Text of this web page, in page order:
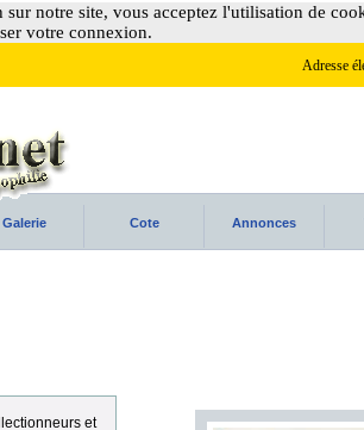
notre site, vous acceptez l'utilisation de
votre connexion.
Adresse
Galerie Cote Annonces